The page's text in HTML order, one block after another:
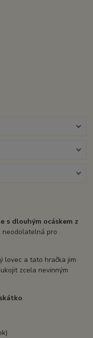
s dlouhým ocáskem z
neodolatelná pro
lovec a tato hračka jim
zcela nevinným
.